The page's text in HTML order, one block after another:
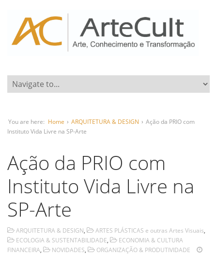
You are here: Home › ARQUITETURA & DESIGN › Ação da PRIO com
Instituto Vida Livre na SP-Arte
Ação da PRIO com
Instituto Vida Livre na
SP-Arte
ARQUITETURA & DESIGN, ARTES PLÁSTICAS e outras Artes Visuais,
ECOLOGIA & SUSTENTABILIDADE,
ECONOMIA & CULTURA
FINANCEIRA, NOVIDADES,
ORGANIZAÇÃO & PRODUTIVIDADE